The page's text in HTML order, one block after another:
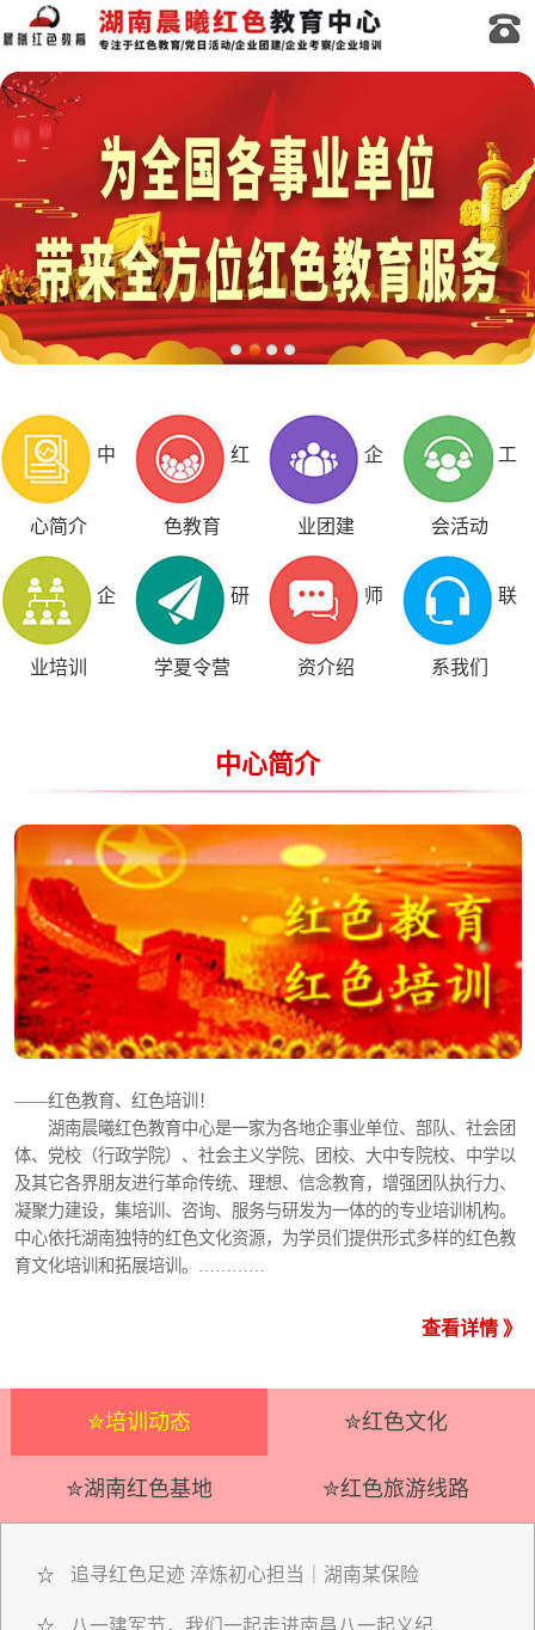
中
心简介
红
色教育
企
业团建
工
会活动
企
业培训
研
学夏令营
师
资介绍
联
系我们
中心简介
——红色教育、红色培训！
湖南晨曦红色教育中心是一家为各地企事业单位、部队、社会团
体、党校（行政学院）、社会主义学院、团校、大中专院校、中学以
及其它各界朋友进行革命传统、理想、信念教育，增强团队执行力、
凝聚力建设，集培训、咨询、服务与研发为一体的的专业培训机构。
中心依托湖南独特的红色文化资源，为学员们提供形式多样的红色教
育文化培训和拓展培训。…………
查看详情 》
✮培训动态 ✮红色文化
✮湖南红色基地 ✮红色旅游线路
☆ 追寻红色足迹 淬炼初心担当｜湖南某保险